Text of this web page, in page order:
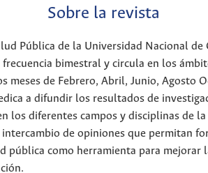
Sobre la revista
Pública de la Universidad Nacional de
bimestral y circula en los
meses de Febrero, Abril, Junio, Agosto
a difundir los resultados de
los diferentes campos y disciplinas de
de opiniones que permitan
pública como herramienta para mejorar